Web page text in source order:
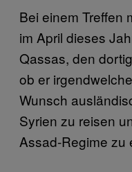
Bei einem Treffen
im April dieses
Qassas, den
ob er
Wunsch
Syrien zu reisen
Assad-Regime zu